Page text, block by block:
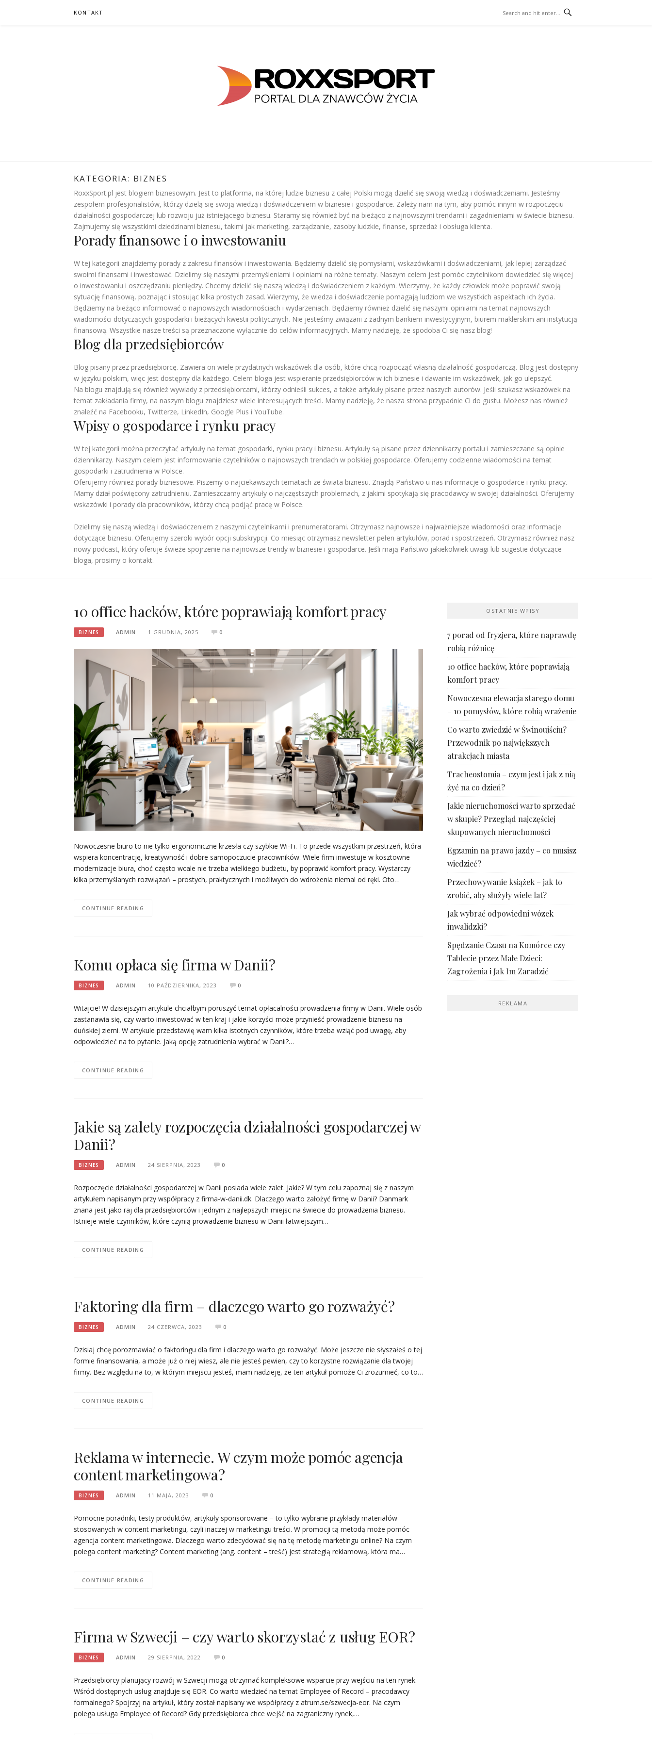
KONTAKT
KATEGORIA: BIZNES
RoxxSport.pl jest blogiem biznesowym. Jest to platforma, na której ludzie biznesu z całej Polski mogą dzielić się swoją wiedzą i doświadczeniami. Jesteśmy
zespołem profesjonalistów, którzy dzielą się swoją wiedzą i doświadczeniem w biznesie i gospodarce. Zależy nam na tym, aby pomóc innym w rozpoczęciu
działalności gospodarczej lub rozwoju już istniejącego biznesu. Staramy się również być na bieżąco z najnowszymi trendami i zagadnieniami w świecie biznesu.
Zajmujemy się wszystkimi dziedzinami biznesu, takimi jak marketing, zarządzanie, zasoby ludzkie, finanse, sprzedaż i obsługa klienta.
Porady finansowe i o inwestowaniu
W tej kategorii znajdziemy porady z zakresu finansów i inwestowania. Będziemy dzielić się pomysłami, wskazówkami i doświadczeniami, jak lepiej zarządzać
swoimi finansami i inwestować. Dzielimy się naszymi przemyśleniami i opiniami na różne tematy. Naszym celem jest pomóc czytelnikom dowiedzieć się więcej
o inwestowaniu i oszczędzaniu pieniędzy. Chcemy dzielić się naszą wiedzą i doświadczeniem z każdym. Wierzymy, że każdy człowiek może poprawić swoją
sytuację finansową, poznając i stosując kilka prostych zasad. Wierzymy, że wiedza i doświadczenie pomagają ludziom we wszystkich aspektach ich życia.
Będziemy na bieżąco informować o najnowszych wiadomościach i wydarzeniach. Będziemy również dzielić się naszymi opiniami na temat najnowszych
wiadomości dotyczących gospodarki i bieżących kwestii politycznych. Nie jesteśmy związani z żadnym bankiem inwestycyjnym, biurem maklerskim ani instytucją
finansową. Wszystkie nasze treści są przeznaczone wyłącznie do celów informacyjnych. Mamy nadzieję, że spodoba Ci się nasz blog!
Blog dla przedsiębiorców
Blog pisany przez przedsiębiorcę. Zawiera on wiele przydatnych wskazówek dla osób, które chcą rozpocząć własną działalność gospodarczą. Blog jest dostępny
w języku polskim, więc jest dostępny dla każdego. Celem bloga jest wspieranie przedsiębiorców w ich biznesie i dawanie im wskazówek, jak go ulepszyć.
Na blogu znajdują się również wywiady z przedsiębiorcami, którzy odnieśli sukces, a także artykuły pisane przez naszych autorów. Jeśli szukasz wskazówek na
temat zakładania firmy, na naszym blogu znajdziesz wiele interesujących treści. Mamy nadzieję, że nasza strona przypadnie Ci do gustu. Możesz nas również
znaleźć na Facebooku, Twitterze, LinkedIn, Google Plus i YouTube.
Wpisy o gospodarce i rynku pracy
W tej kategorii można przeczytać artykuły na temat gospodarki, rynku pracy i biznesu. Artykuły są pisane przez dziennikarzy portalu i zamieszczane są opinie
dziennikarzy. Naszym celem jest informowanie czytelników o najnowszych trendach w polskiej gospodarce. Oferujemy codzienne wiadomości na temat
gospodarki i zatrudnienia w Polsce.
Oferujemy również porady biznesowe. Piszemy o najciekawszych tematach ze świata biznesu. Znajdą Państwo u nas informacje o gospodarce i rynku pracy.
Mamy dział poświęcony zatrudnieniu. Zamieszczamy artykuły o najczęstszych problemach, z jakimi spotykają się pracodawcy w swojej działalności. Oferujemy
wskazówki i porady dla pracowników, którzy chcą podjąć pracę w Polsce.
Dzielimy się naszą wiedzą i doświadczeniem z naszymi czytelnikami i prenumeratorami. Otrzymasz najnowsze i najważniejsze wiadomości oraz informacje
dotyczące biznesu. Oferujemy szeroki wybór opcji subskrypcji. Co miesiąc otrzymasz newsletter pełen artykułów, porad i spostrzeżeń. Otrzymasz również nasz
nowy podcast, który oferuje świeże spojrzenie na najnowsze trendy w biznesie i gospodarce. Jeśli mają Państwo jakiekolwiek uwagi lub sugestie dotyczące
bloga, prosimy o kontakt.
10 office hacków, które poprawiają komfort pracy
BIZNES ADMIN 1 GRUDNIA, 2025 0
Nowoczesne biuro to nie tylko ergonomiczne krzesła czy szybkie Wi-Fi. To przede wszystkim przestrzeń, która
wspiera koncentrację, kreatywność i dobre samopoczucie pracowników. Wiele firm inwestuje w kosztowne
modernizacje biura, choć często wcale nie trzeba wielkiego budżetu, by poprawić komfort pracy. Wystarczy
kilka przemyślanych rozwiązań – prostych, praktycznych i możliwych do wdrożenia niemal od ręki. Oto…
CONTINUE READING
Komu opłaca się firma w Danii?
BIZNES ADMIN 10 PAŹDZIERNIKA, 2023 0
Witajcie! W dzisiejszym artykule chciałbym poruszyć temat opłacalności prowadzenia firmy w Danii. Wiele osób
zastanawia się, czy warto inwestować w ten kraj i jakie korzyści może przynieść prowadzenie biznesu na
duńskiej ziemi. W artykule przedstawię wam kilka istotnych czynników, które trzeba wziąć pod uwagę, aby
odpowiedzieć na to pytanie. Jaką opcję zatrudnienia wybrać w Danii?…
CONTINUE READING
Jakie są zalety rozpoczęcia działalności gospodarczej w
Danii?
BIZNES ADMIN 24 SIERPNIA, 2023 0
Rozpoczęcie działalności gospodarczej w Danii posiada wiele zalet. Jakie? W tym celu zapoznaj się z naszym
artykułem napisanym przy współpracy z firma-w-danii.dk. Dlaczego warto założyć firmę w Danii? Danmark
znana jest jako raj dla przedsiębiorców i jednym z najlepszych miejsc na świecie do prowadzenia biznesu.
Istnieje wiele czynników, które czynią prowadzenie biznesu w Danii łatwiejszym…
CONTINUE READING
Faktoring dla firm – dlaczego warto go rozważyć?
BIZNES ADMIN 24 CZERWCA, 2023 0
Dzisiaj chcę porozmawiać o faktoringu dla firm i dlaczego warto go rozważyć. Może jeszcze nie słyszałeś o tej
formie finansowania, a może już o niej wiesz, ale nie jesteś pewien, czy to korzystne rozwiązanie dla twojej
firmy. Bez względu na to, w którym miejscu jesteś, mam nadzieję, że ten artykuł pomoże Ci zrozumieć, co to…
CONTINUE READING
Reklama w internecie. W czym może pomóc agencja
content marketingowa?
BIZNES ADMIN 11 MAJA, 2023 0
Pomocne poradniki, testy produktów, artykuły sponsorowane – to tylko wybrane przykłady materiałów
stosowanych w content marketingu, czyli inaczej w marketingu treści. W promocji tą metodą może pomóc
agencja content marketingowa. Dlaczego warto zdecydować się na tę metodę marketingu online? Na czym
polega content marketing? Content marketing (ang. content – treść) jest strategią reklamową, która ma…
CONTINUE READING
Firma w Szwecji – czy warto skorzystać z usług EOR?
BIZNES ADMIN 29 SIERPNIA, 2022 0
Przedsiębiorcy planujący rozwój w Szwecji mogą otrzymać kompleksowe wsparcie przy wejściu na ten rynek.
Wśród dostępnych usług znajduje się EOR. Co warto wiedzieć na temat Employee of Record – pracodawcy
formalnego? Spojrzyj na artykuł, który został napisany we współpracy z atrum.se/szwecja-eor. Na czym
polega usługa Employee of Record? Gdy przedsiębiorca chce wejść na zagraniczny rynek,…
OSTATNIE WPISY
7 porad od fryzjera, które naprawdę
robią różnicę
10 office hacków, które poprawiają
komfort pracy
Nowoczesna elewacja starego domu
– 10 pomysłów, które robią wrażenie
Co warto zwiedzić w Świnoujściu?
Przewodnik po największych
atrakcjach miasta
Tracheostomia – czym jest i jak z nią
żyć na co dzień?
Jakie nieruchomości warto sprzedać
w skupie? Przegląd najczęściej
skupowanych nieruchomości
Egzamin na prawo jazdy – co musisz
wiedzieć?
Przechowywanie książek – jak to
zrobić, aby służyły wiele lat?
Jak wybrać odpowiedni wózek
inwalidzki?
Spędzanie Czasu na Komórce czy
Tablecie przez Małe Dzieci:
Zagrożenia i Jak Im Zaradzić
REKLAMA